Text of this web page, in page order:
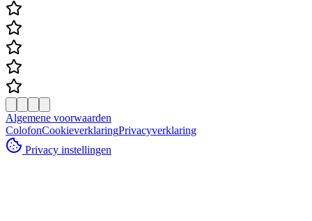
Algemene voorwaarden
ColofonCookieverklaringPrivacyverklaring
Privacy instellingen